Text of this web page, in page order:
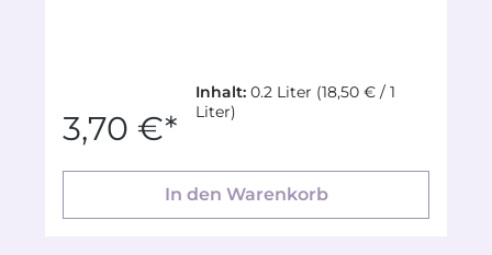
Inhalt: 0.2 Liter (18,50 € / 1
Liter)
3,70 €*
In den Warenkorb